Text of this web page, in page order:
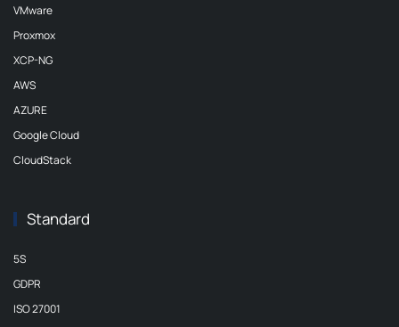
VMware
Proxmox
XCP-NG
AWS
AZURE
Google Cloud
CloudStack
Standard
5S
GDPR
ISO 27001